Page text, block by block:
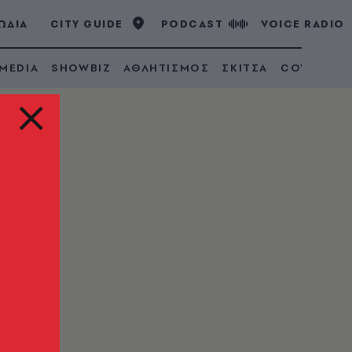
CITY GUIDE PODCAST VOICE RADIO
SHOWBIZ ΑΘΛΗΤΙΣΜΟΣ ΣΚΙΤΣΑ COVID 19